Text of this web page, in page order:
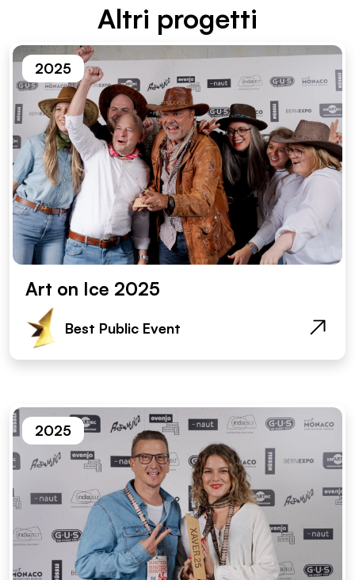
Altri proget­ti
2025
Art on Ice 2025
Best Public Event
2025